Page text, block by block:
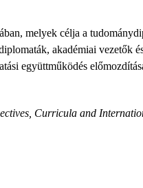
melyek célja a
akadémiai vezetők
együttműködés
Curricula and